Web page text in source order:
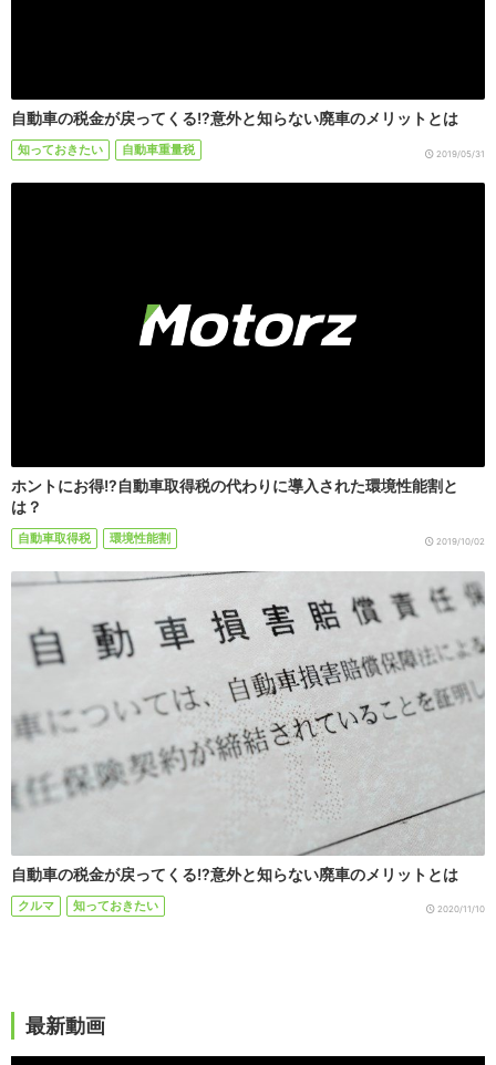
自動車の税金が戻ってくる!?意外と知らない廃車のメリットとは
知っておきたい 自動車重量税 2019/05/31
ホントにお得!?自動車取得税の代わりに導入された環境性能割と
は？
自動車取得税 環境性能割 2019/10/02
自動車の税金が戻ってくる!?意外と知らない廃車のメリットとは
クルマ 知っておきたい 2020/11/10
最新動画